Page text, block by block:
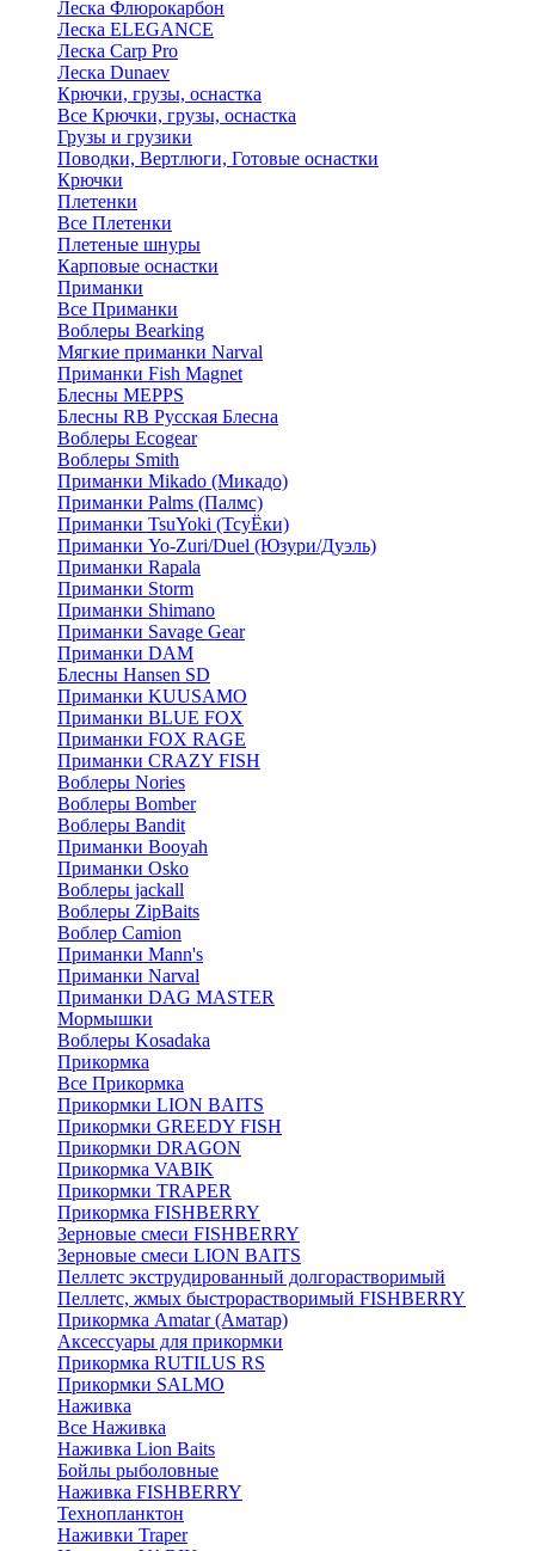
Леска Флюрокарбон
Леска ELEGANCE
Леска Carp Pro
Леска Dunaev
Крючки, грузы, оснастка
Все Крючки, грузы, оснастка
Грузы и грузики
Поводки, Вертлюги, Готовые оснастки
Крючки
Плетенки
Все Плетенки
Плетеные шнуры
Карповые оснастки
Приманки
Все Приманки
Воблеры Bearking
Мягкие приманки Narval
Приманки Fish Magnet
Блесны MEPPS
Блесны RB Русская Блесна
Воблеры Ecogear
Воблеры Smith
Приманки Mikado (Микадо)
Приманки Palms (Палмс)
Приманки TsuYoki (ТсуЁки)
Приманки Yo-Zuri/Duel (Юзури/Дуэль)
Приманки Rapala
Приманки Storm
Приманки Shimano
Приманки Savage Gear
Приманки DAM
Блесны Hansen SD
Приманки KUUSAMO
Приманки BLUE FOX
Приманки FOX RAGE
Приманки CRAZY FISH
Воблеры Nories
Воблеры Bomber
Воблеры Bandit
Приманки Booyah
Приманки Osko
Воблеры jackall
Воблеры ZipBaits
Воблер Camion
Приманки Mann's
Приманки Narval
Приманки DAG MASTER
Мормышки
Воблеры Kosadaka
Прикормка
Все Прикормка
Прикормки LION BAITS
Прикормки GREEDY FISH
Прикормки DRAGON
Прикормка VABIK
Прикормки TRAPER
Прикормка FISHBERRY
Зерновые смеси FISHBERRY
Зерновые смеси LION BAITS
Пеллетс экструдированный долгорастворимый
Пеллетс, жмых быстрорастворимый FISHBERRY
Прикормка Amatar (Аматар)
Аксессуары для прикормки
Прикормка RUTILUS RS
Прикормки SALMO
Наживка
Все Наживка
Наживка Lion Baits
Бойлы рыболовные
Наживка FISHBERRY
Технопланктон
Наживки Traper